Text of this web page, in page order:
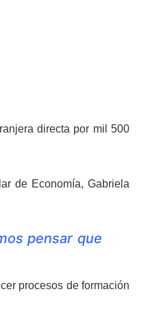
directa por mil 500
de Economía, Gabriela
pensar que
procesos de formación